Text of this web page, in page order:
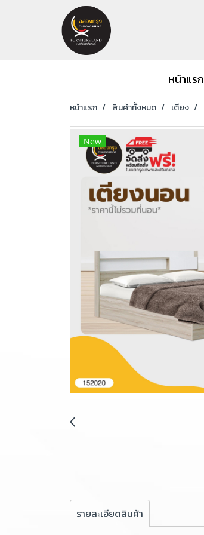
หน้าแรก
หน้าแรก สินค้าทั้งหมด เตียง
New
รายละเอียดสินค้า